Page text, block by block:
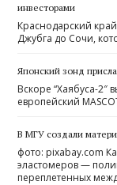
инвесторами
Краснодарский
Джубга до Сочи,
Японский зонд
Вскоре “Хаябуса-2″
европейский
В МГУ создали
фото: pixabay.com
эластомеров —
переплетенных